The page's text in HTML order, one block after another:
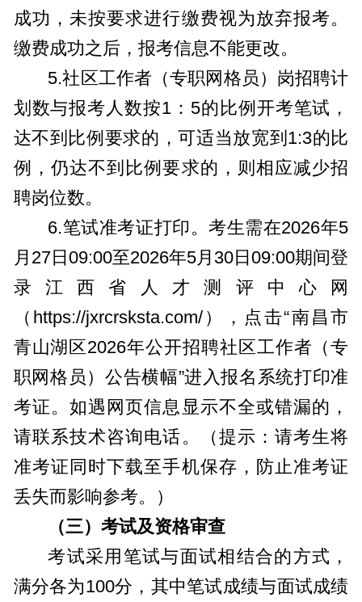
成功，未按要求进行缴费视为放弃报考。
缴费成功之后，报考信息不能更改。
5.社区工作者（专职网格员）岗招聘计
划数与报考人数按1：5的比例开考笔试，
达不到比例要求的，可适当放宽到1:3的比
例，仍达不到比例要求的，则相应减少招
聘岗位数。
6.笔试准考证打印。考生需在2026年5
月27日09:00至2026年5月30日09:00期间登
录江西省人才测评中心网
（https://jxrcrsksta.com/），点击“南昌市
青山湖区2026年公开招聘社区工作者（专
职网格员）公告横幅”进入报名系统打印准
考证。如遇网页信息显示不全或错漏的，
请联系技术咨询电话。（提示：请考生将
准考证同时下载至手机保存，防止准考证
丢失而影响参考。）
（三）考试及资格审查
考试采用笔试与面试相结合的方式，
满分各为100分，其中笔试成绩与面试成绩